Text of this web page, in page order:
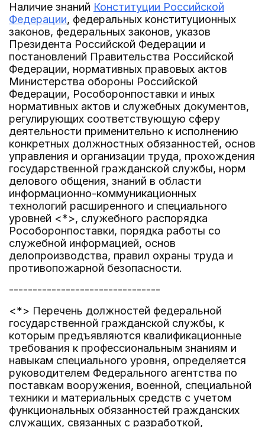
Наличие знаний Конституции Российской
Федерации, федеральных конституционных
законов, федеральных законов, указов
Президента Российской Федерации и
постановлений Правительства Российской
Федерации, нормативных правовых актов
Министерства обороны Российской
Федерации, Рособоронпоставки и иных
нормативных актов и служебных документов,
регулирующих соответствующую сферу
деятельности применительно к исполнению
конкретных должностных обязанностей, основ
управления и организации труда, прохождения
государственной гражданской службы, норм
делового общения, знаний в области
информационно-коммуникационных
технологий расширенного и специального
уровней <*>, служебного распорядка
Рособоронпоставки, порядка работы со
служебной информацией, основ
делопроизводства, правил охраны труда и
противопожарной безопасности.
--------------------------------
<*> Перечень должностей федеральной
государственной гражданской службы, к
которым предъявляются квалификационные
требования к профессиональным знаниям и
навыкам специального уровня, определяется
руководителем Федерального агентства по
поставкам вооружения, военной, специальной
техники и материальных средств с учетом
функциональных обязанностей гражданских
служащих, связанных с разработкой,